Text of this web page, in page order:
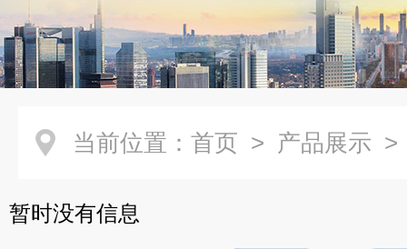
当前位置： 首页 > 产品展示
暂时没有信息